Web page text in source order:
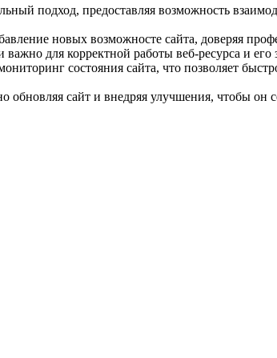
подход, предоставляя возможность
новых возможносте сайта, доверяя
для корректной работы веб-ресурса и его
состояния сайта, что позволяет
сайт и внедряя улучшения, чтобы он